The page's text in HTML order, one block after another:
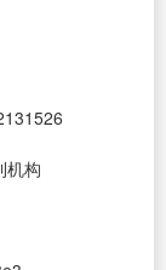
机构